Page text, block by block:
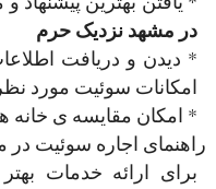
در مشهد نزدیک حرم
* دیدن و دریافت
امکانات سوئیت مورد نظر
* امکان مقایسه ی خانه
راهنمای اجاره سوئیت
برای ارائه خدمات